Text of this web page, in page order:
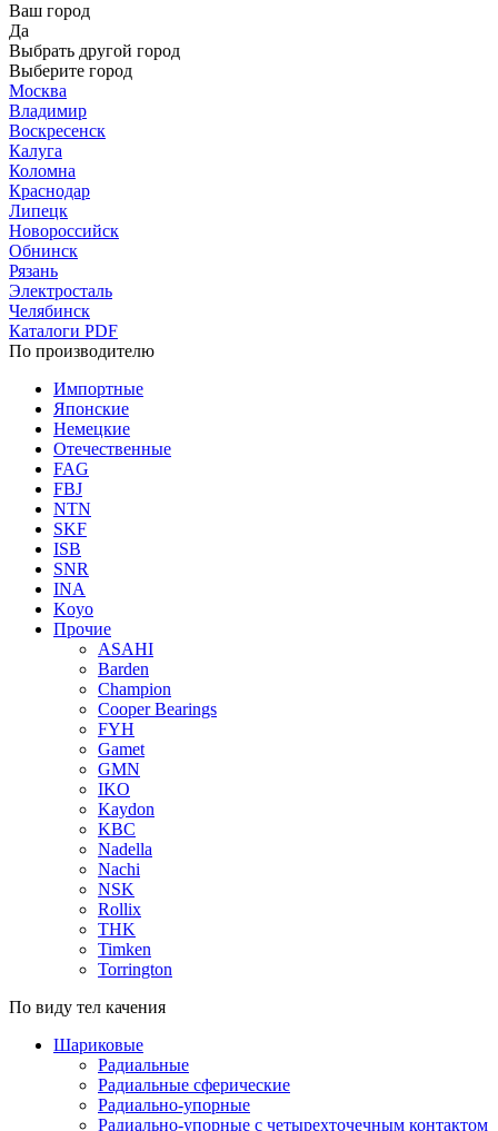
Ваш город
Да
Выбрать другой город
Выберите город
Москва
Владимир
Воскресенск
Калуга
Коломна
Краснодар
Липецк
Новороссийск
Обнинск
Рязань
Электросталь
Челябинск
Каталоги PDF
По производителю
Импортные
Японские
Немецкие
Отечественные
FAG
FBJ
NTN
SKF
ISB
SNR
INA
Koyo
Прочие
ASAHI
Barden
Champion
Cooper Bearings
FYH
Gamet
GMN
IKO
Kaydon
KBC
Nadella
Nachi
NSK
Rollix
THK
Timken
Torrington
По виду тел качения
Шариковые
Радиальные
Радиальные сферические
Радиально-упорные
Радиально-упорные с четырехточечным контактом